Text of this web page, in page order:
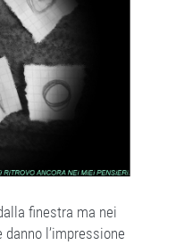
finestra ma nei
l’impressione